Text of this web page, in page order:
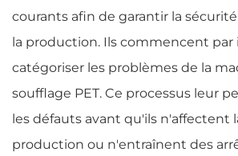
courants afin de garantir la
la production. Ils commencent
catégoriser les problèmes de la
soufflage PET. Ce processus leur
les défauts avant qu'ils n'affectent
production ou n'entraînent des